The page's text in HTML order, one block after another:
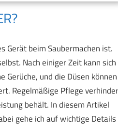
Gerät beim Saubermachen ist.
Nach einiger Zeit kann sich
und die Düsen können
Regelmäßige Pflege
behält. In diesem Artikel
gehe ich auf wichtige Details